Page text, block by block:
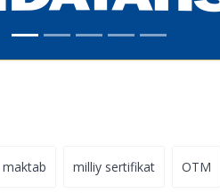
maktab milliy sertifikat OTM